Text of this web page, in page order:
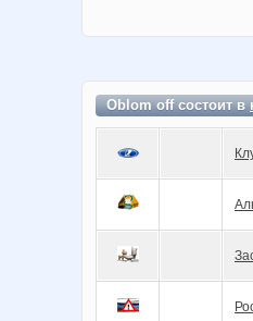
Oblom off состоит в